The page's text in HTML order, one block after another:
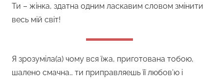
Ти – жінка, здатна одним ласкавим словом змінити
весь мій світ!
Я зрозуміла(а) чому вся їжа, приготована тобою,
шалено смачна… ти приправляешь її любов’ю і